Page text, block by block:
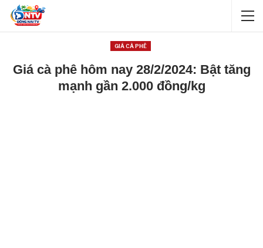
GIÁ CÀ PHÊ
Giá cà phê hôm nay 28/2/2024: Bật tăng
mạnh gần 2.000 đồng/kg